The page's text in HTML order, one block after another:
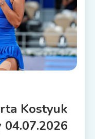
Kostyuk
04.07.2026